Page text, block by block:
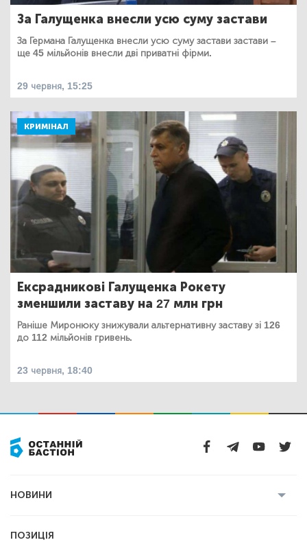
За Галущенка внесли усю суму застави
За Германа Галущенка внесли усю суму застави застави –
ще 45 мільйонів внесли дві приватні фірми.
29 червня, 15:25
КРИМІНАЛ
Ексрадникові Галущенка Рокету
зменшили заставу на 27 млн грн
Раніше Миронюку знижували альтернативну заставу зі 126
до 112 мільйонів гривень.
23 червня, 18:40
НОВИНИ
ПОЗИЦІЯ